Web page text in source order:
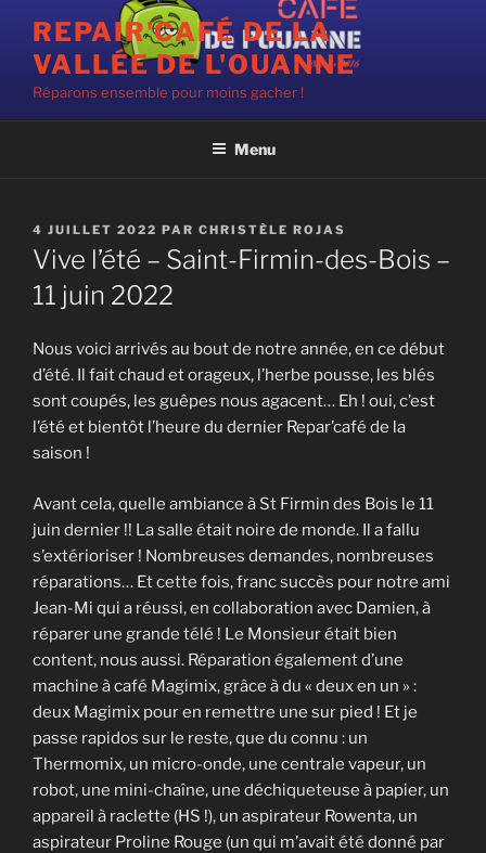
contenu
principal
REPAIR'CAFÉ DE LA
VALLÉE DE L'OUANNE
Réparons ensemble pour moins gacher !
Menu
PUBLIÉ
LE
4 JUILLET 2022 PAR CHRISTÈLE ROJAS
Vive l’été – Saint-Firmin-des-Bois –
11 juin 2022
Nous voici arrivés au bout de notre année, en ce début
d’été. Il fait chaud et orageux, l’herbe pousse, les blés
sont coupés, les guêpes nous agacent… Eh ! oui, c’est
l’été et bientôt l’heure du dernier Repar’café de la
saison !
Avant cela, quelle ambiance à St Firmin des Bois le 11
juin dernier !! La salle était noire de monde. Il a fallu
s’extérioriser ! Nombreuses demandes, nombreuses
réparations… Et cette fois, franc succès pour notre ami
Jean-Mi qui a réussi, en collaboration avec Damien, à
réparer une grande télé ! Le Monsieur était bien
content, nous aussi. Réparation également d’une
machine à café Magimix, grâce à du « deux en un » :
deux Magimix pour en remettre une sur pied ! Et je
passe rapidos sur le reste, que du connu : un
Thermomix, un micro-onde, une centrale vapeur, un
robot, une mini-chaîne, une déchiqueteuse à papier, un
appareil à raclette (HS !), un aspirateur Rowenta, un
aspirateur Proline Rouge (un qui m’avait été donné par